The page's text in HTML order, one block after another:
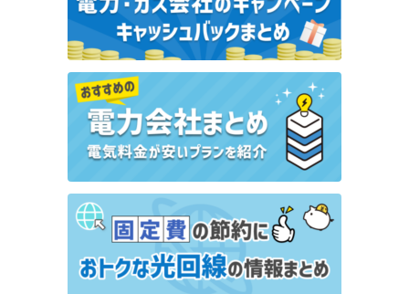
東邦ガスのキャンペーン・特典情報｜5,000円キャッ
シュバック【2026年8月】
編集部オススメ キャンペーン
エネアーク関東にはどんな都市ガスプランがある？特
徴や支払い方法もあわせて解説
ガス代はこうして節約できた！東京ガスからレモンガ